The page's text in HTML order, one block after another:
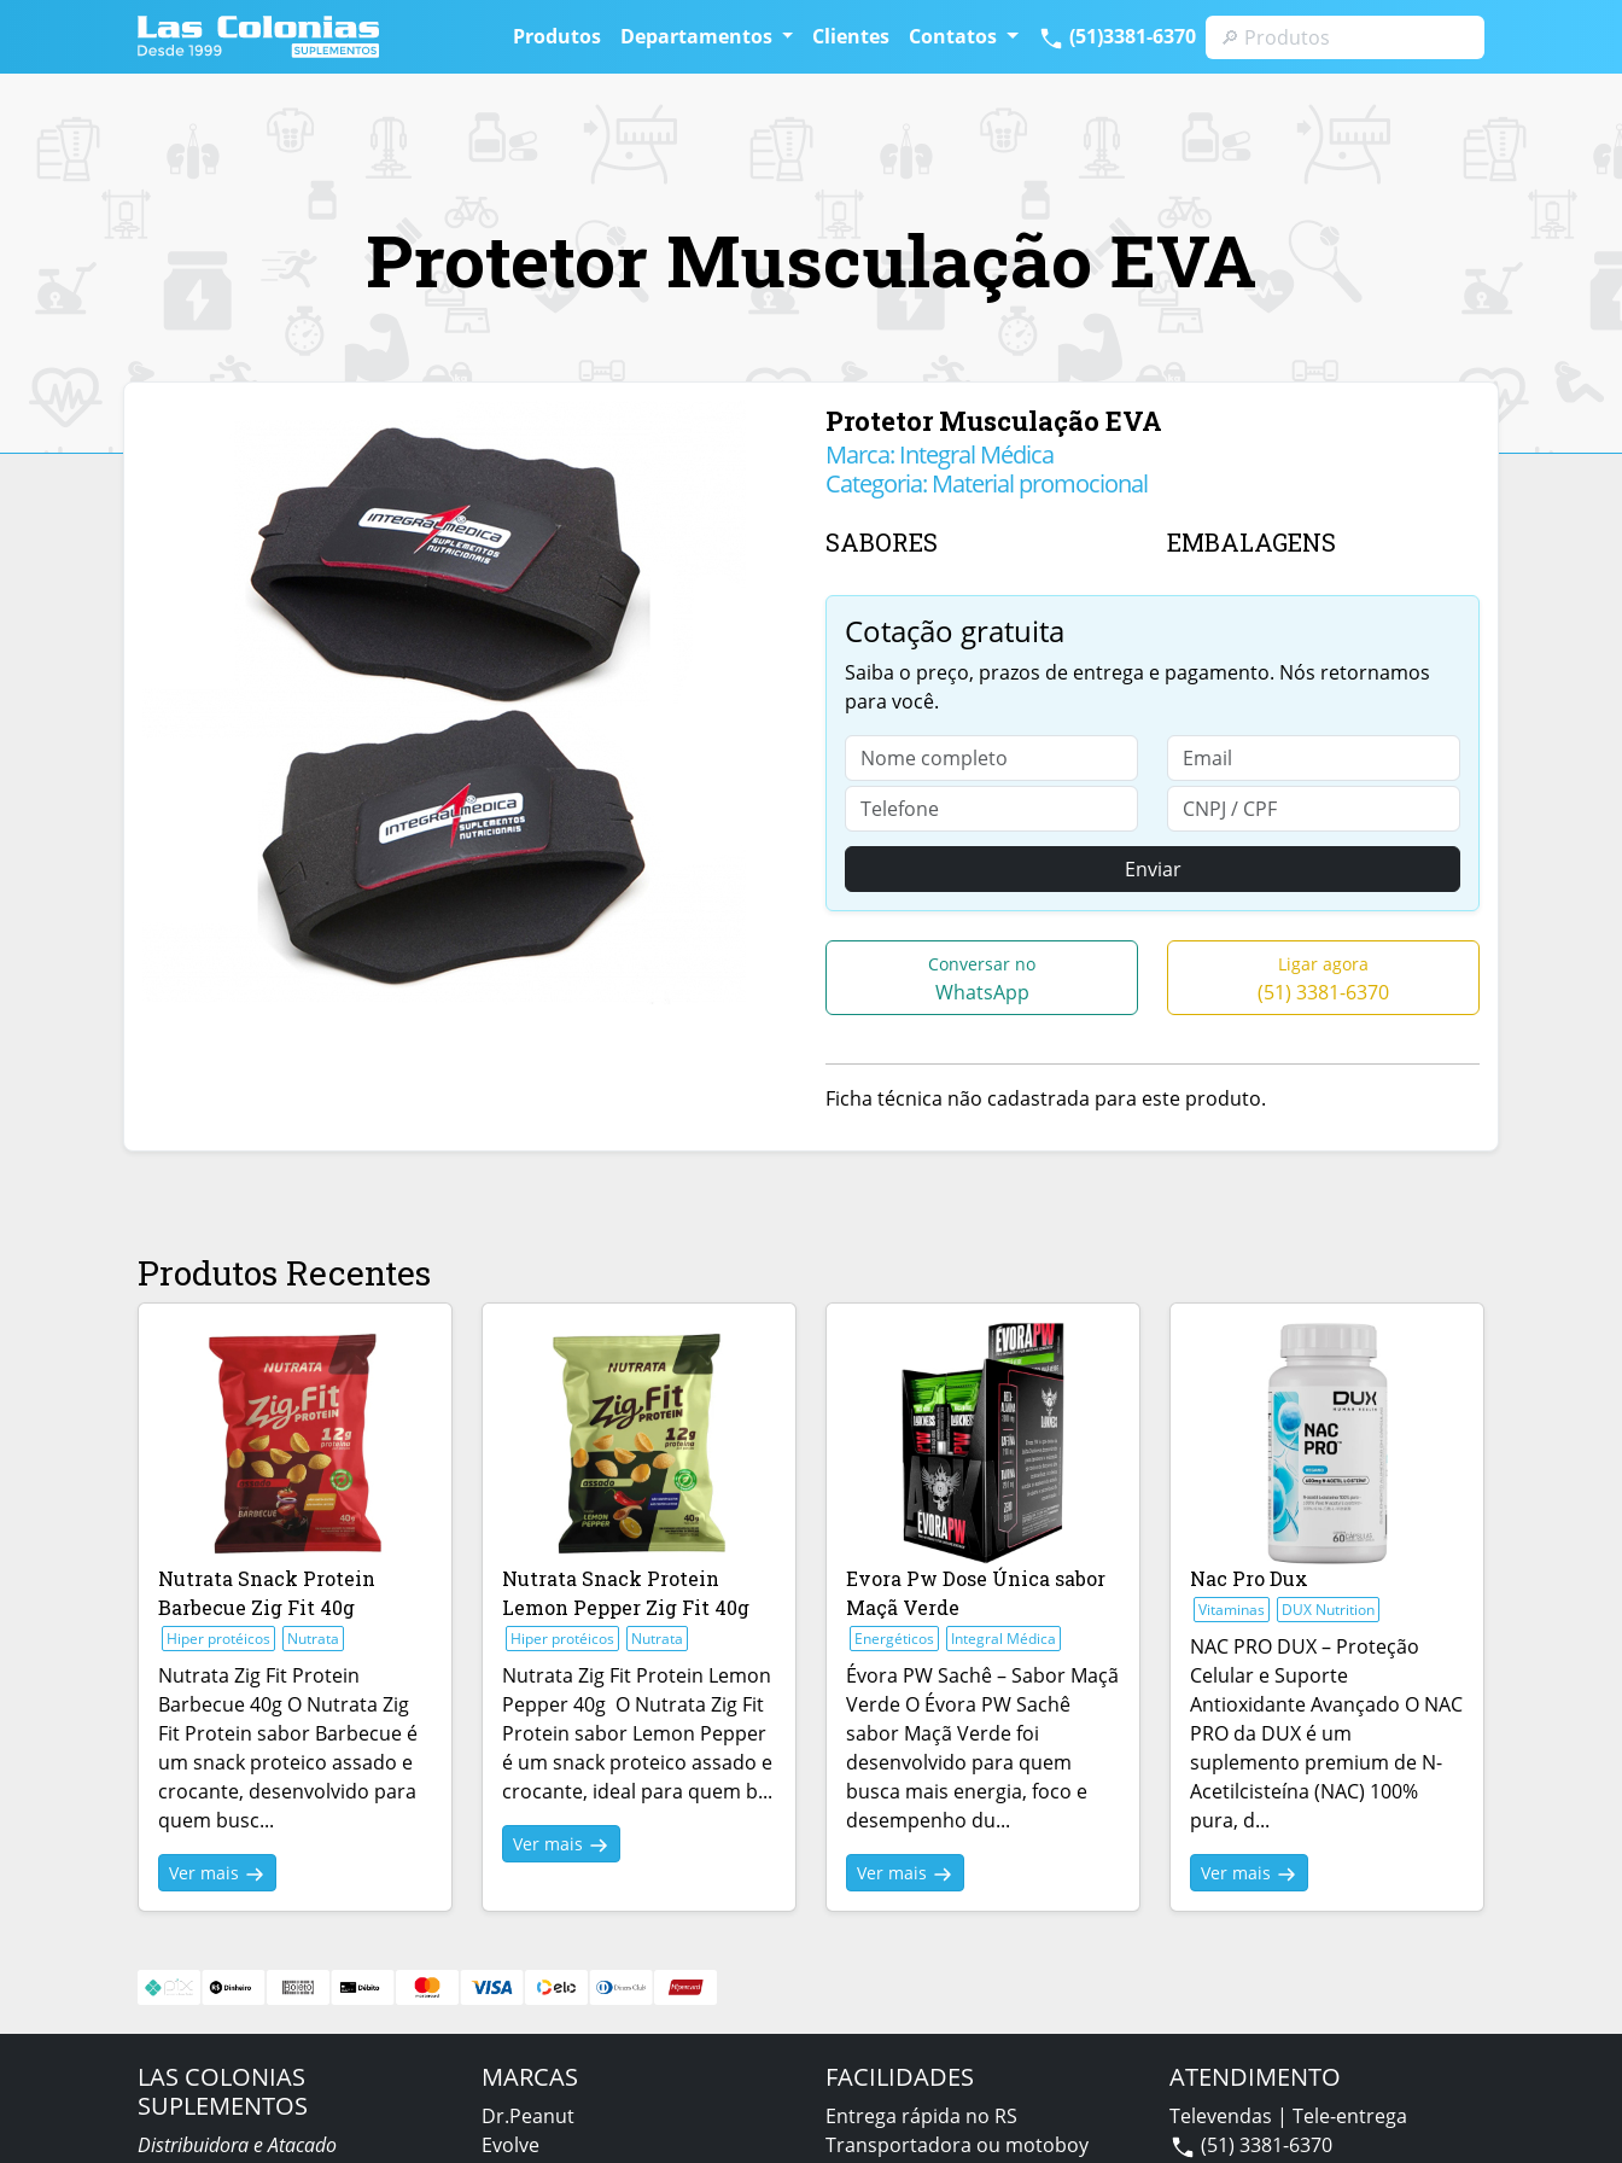
Produtos Departamentos Clientes Contatos (51)3381-6370
Protetor Musculação EVA
Protetor Musculação EVA
Marca: Integral Médica
Categoria: Material promocional
SABORES EMBALAGENS
Cotação gratuita
Saiba o preço, prazos de entrega e pagamento. Nós retornamos
para você.
Enviar
Conversar no
WhatsApp
Ligar agora
(51) 3381-6370
Ficha técnica não cadastrada para este produto.
Produtos Recentes
Nutrata Snack Protein
Barbecue Zig Fit 40g
Hiper protéicos Nutrata
Nutrata Zig Fit Protein
Barbecue 40g O Nutrata Zig
Fit Protein sabor Barbecue é
um snack proteico assado e
crocante, desenvolvido para
quem busc...
Ver mais
Nutrata Snack Protein
Lemon Pepper Zig Fit 40g
Hiper protéicos Nutrata
Nutrata Zig Fit Protein Lemon
Pepper 40g O Nutrata Zig Fit
Protein sabor Lemon Pepper
é um snack proteico assado e
crocante, ideal para quem b...
Ver mais
Evora Pw Dose Única sabor
Maçã Verde
Energéticos Integral Médica
Évora PW Sachê – Sabor Maçã
Verde O Évora PW Sachê
sabor Maçã Verde foi
desenvolvido para quem
busca mais energia, foco e
desempenho du...
Ver mais
Nac Pro Dux
Vitaminas DUX Nutrition
NAC PRO DUX – Proteção
Celular e Suporte
Antioxidante Avançado O NAC
PRO da DUX é um
suplemento premium de N-
Acetilcisteína (NAC) 100%
pura, d...
Ver mais
LAS COLONIAS
SUPLEMENTOS
Distribuidora e Atacado
MARCAS
Dr.Peanut
Evolve
FACILIDADES
Entrega rápida no RS
Transportadora ou motoboy
ATENDIMENTO
Televendas | Tele-entrega
(51) 3381-6370